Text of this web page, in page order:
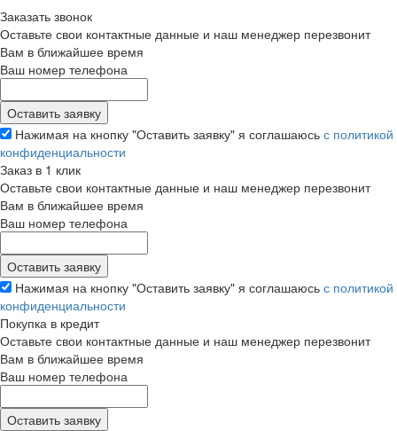
Заказать звонок
Оставьте свои контактные данные и наш менеджер перезвонит
Вам в ближайшее время
Ваш номер телефона
Нажимая на кнопку "Оставить заявку" я соглашаюсь с политикой
конфиденциальности
Заказ в 1 клик
Оставьте свои контактные данные и наш менеджер перезвонит
Вам в ближайшее время
Ваш номер телефона
Нажимая на кнопку "Оставить заявку" я соглашаюсь с политикой
конфиденциальности
Покупка в кредит
Оставьте свои контактные данные и наш менеджер перезвонит
Вам в ближайшее время
Ваш номер телефона